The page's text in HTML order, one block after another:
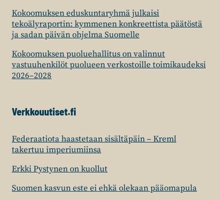
Kokoomuksen eduskuntaryhmä julkaisi
tekoälyraportin: kymmenen konkreettista päätöstä
ja sadan päivän ohjelma Suomelle
Kokoomuksen puoluehallitus on valinnut
vastuuhenkilöt puolueen verkostoille toimikaudeksi
2026–2028
Verkkouutiset.fi
Federaatiota haastetaan sisältäpäin – Kreml
takertuu imperiumiinsa
Erkki Pystynen on kuollut
Suomen kasvun este ei ehkä olekaan pääomapula